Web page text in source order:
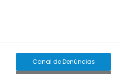
Canal de Denúncias